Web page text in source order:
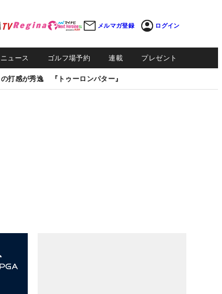
メルマガ登録 ログイン
ュース ゴルフ場予約 連載 プレゼント
打感が秀逸 『トゥーロンパター』